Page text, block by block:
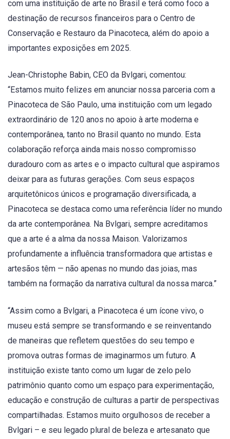
com uma instituição de arte no Brasil e terá como foco a
destinação de recursos financeiros para o Centro de
Conservação e Restauro da Pinacoteca, além do apoio a
importantes exposições em 2025.
Jean-Christophe Babin, CEO da Bvlgari, comentou:
“Estamos muito felizes em anunciar nossa parceria com a
Pinacoteca de São Paulo, uma instituição com um legado
extraordinário de 120 anos no apoio à arte moderna e
contemporânea, tanto no Brasil quanto no mundo. Esta
colaboração reforça ainda mais nosso compromisso
duradouro com as artes e o impacto cultural que aspiramos
deixar para as futuras gerações. Com seus espaços
arquitetônicos únicos e programação diversificada, a
Pinacoteca se destaca como uma referência líder no mundo
da arte contemporânea. Na Bvlgari, sempre acreditamos
que a arte é a alma da nossa Maison. Valorizamos
profundamente a influência transformadora que artistas e
artesãos têm — não apenas no mundo das joias, mas
também na formação da narrativa cultural da nossa marca.”
“Assim como a Bvlgari, a Pinacoteca é um ícone vivo, o
museu está sempre se transformando e se reinventando
de maneiras que refletem questões do seu tempo e
promova outras formas de imaginarmos um futuro. A
instituição existe tanto como um lugar de zelo pelo
patrimônio quanto como um espaço para experimentação,
educação e construção de culturas a partir de perspectivas
compartilhadas. Estamos muito orgulhosos de receber a
Bvlgari – e seu legado plural de beleza e artesanato que